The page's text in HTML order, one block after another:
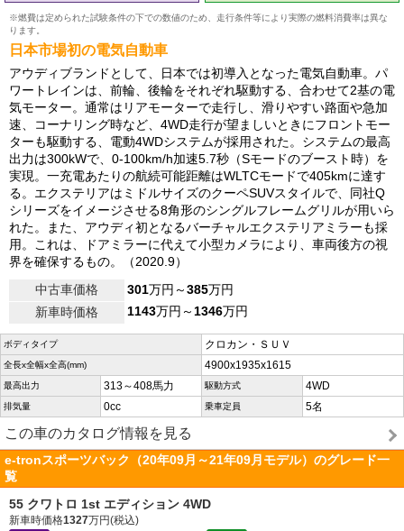
※燃費は定められた試験条件の下での数値のため、走行条件等により実際の燃料消費率は異な
ります。
日本市場初の電気自動車
アウディブランドとして、日本では初導入となった電気自動車。パ
ワートレインは、前輪、後輪をそれぞれ駆動する、合わせて2基の電
気モーター。通常はリアモーターで走行し、滑りやすい路面や急加
速、コーナリング時など、4WD走行が望ましいときにフロントモー
ターも駆動する、電動4WDシステムが採用された。システムの最高
出力は300kWで、0-100km/h加速5.7秒（Sモードのブースト時）を
実現。一充電あたりの航続可能距離はWLTCモードで405kmに達す
る。エクステリアはミドルサイズのクーペSUVスタイルで、同社Q
シリーズをイメージさせる8角形のシングルフレームグリルが用いら
れた。また、アウディ初となるバーチャルエクステリアミラーも採
用。これは、ドアミラーに代えて小型カメラにより、車両後方の視
界を確保するもの。（2020.9）
中古車価格
301万円～385万円
新車時価格
1143万円～1346万円
ボディタイプ クロカン・ＳＵＶ
全長x全幅x全高(mm) 4900x1935x1615
最高出力 313～408馬力 駆動方式 4WD
排気量 0cc 乗車定員 5名
この車のカタログ情報を見る
e-tronスポーツバック（20年09月～21年09月モデル）のグレード一
覧
55 クワトロ 1st エディション 4WD
新車時価格1327万円(税込)